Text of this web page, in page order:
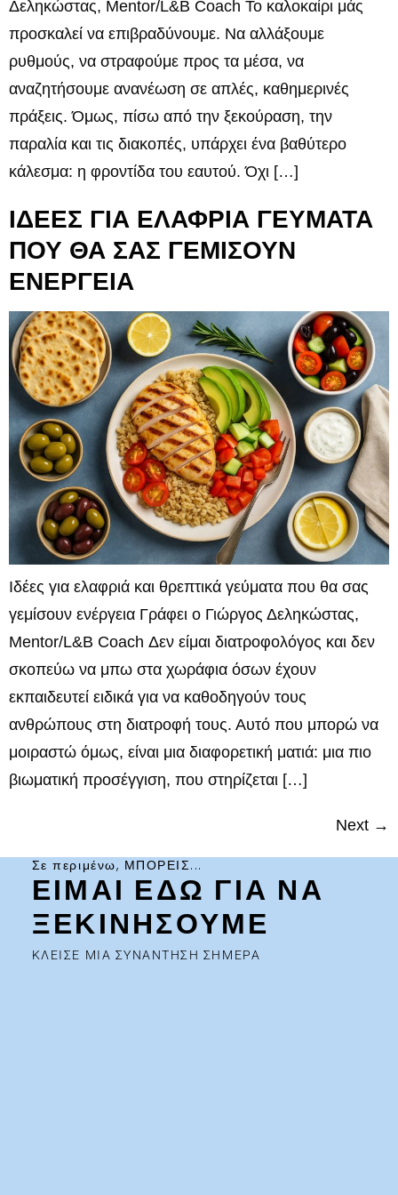
Δεληκώστας, Mentor/L&B Coach Το καλοκαίρι μάς
προσκαλεί να επιβραδύνουμε. Να αλλάξουμε
ρυθμούς, να στραφούμε προς τα μέσα, να
αναζητήσουμε ανανέωση σε απλές, καθημερινές
πράξεις. Όμως, πίσω από την ξεκούραση, την
παραλία και τις διακοπές, υπάρχει ένα βαθύτερο
κάλεσμα: η φροντίδα του εαυτού. Όχι […]
ΙΔΕΕΣ ΓΙΑ ΕΛΑΦΡΙΑ ΓΕΥΜΑΤΑ
ΠΟΥ ΘΑ ΣΑΣ ΓΕΜΙΣΟΥΝ
ΕΝΕΡΓΕΙΑ
Ιδέες για ελαφριά και θρεπτικά γεύματα που θα σας
γεμίσουν ενέργεια Γράφει ο Γιώργος Δεληκώστας,
Mentor/L&B Coach Δεν είμαι διατροφολόγος και δεν
σκοπεύω να μπω στα χωράφια όσων έχουν
εκπαιδευτεί ειδικά για να καθοδηγούν τους
ανθρώπους στη διατροφή τους. Αυτό που μπορώ να
μοιραστώ όμως, είναι μια διαφορετική ματιά: μια πιο
βιωματική προσέγγιση, που στηρίζεται […]
Next →
Σε περιμένω, ΜΠΟΡΕΙΣ...
ΕΙΜΑΙ ΕΔΩ ΓΙΑ ΝΑ
ΞΕΚΙΝΗΣΟΥΜΕ
ΚΛΕΙΣΕ ΜΙΑ ΣΥΝΑΝΤΗΣΗ ΣΗΜΕΡΑ